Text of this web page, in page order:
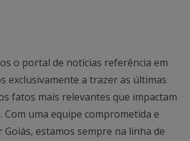
o portal de notícias referência em
exclusivamente a trazer as últimas
fatos mais relevantes que impactam
Com uma equipe comprometida e
estamos sempre na linha de